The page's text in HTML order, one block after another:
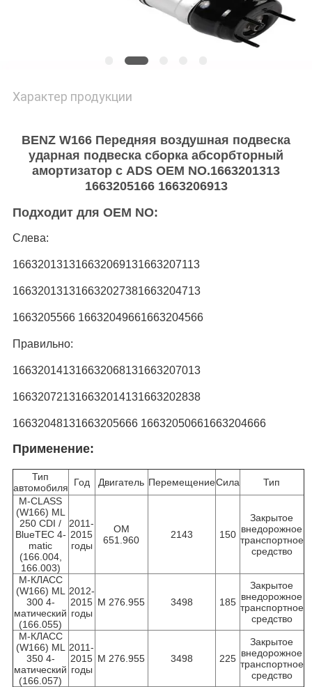
Характер продукции
BENZ W166 Передняя воздушная подвеска
ударная подвеска сборка абсорбторный
амортизатор с ADS OEM NO.1663201313
1663205166 1663206913
Подходит для OEM NO:
Слева:
166320131316632069131663207113
166320131316632027381663204713
1663205566 16632049661663204566
Правильно:
166320141316632068131663207013
166320721316632014131663202838
16632048131663205666 16632050661663204666
Применение:
Тип
автомобиля
Год Двигатель ПеремещениеСила
Тип
M-CLASS
(W166) ML
250 CDI /
BlueTEC 4-
matic
(166.004,
166.003)
2011-
2015
годы
ОМ
651.960
2143 150
Закрытое
внедорожное
транспортное
средство
М-КЛАСС
(W166) ML
300 4-
матический
(166.055)
2012-
2015
годы
М 276.955 3498 185
Закрытое
внедорожное
транспортное
средство
М-КЛАСС
(W166) ML
350 4-
матический
(166.057)
2011-
2015
годы
М 276.955 3498 225
Закрытое
внедорожное
транспортное
средство